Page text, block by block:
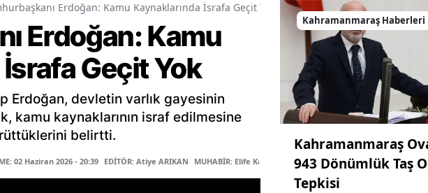
Erdoğan: Kamu Kaynaklarında İsrafa Geçit Yok
Erdoğan: Kamu
Geçit Yok
Erdoğan, devletin varlık gayesinin
kamu kaynaklarının israf edilmesine
belirtti.
02 Haziran 2026 - 20:39 EDİTÖR: Atiye ARIKAN MUHABİR: Elife Karaarslan
Kahramanmaraş Haberleri
Kahramanmaraş
943 Dönümlük Taş
Tepkisi